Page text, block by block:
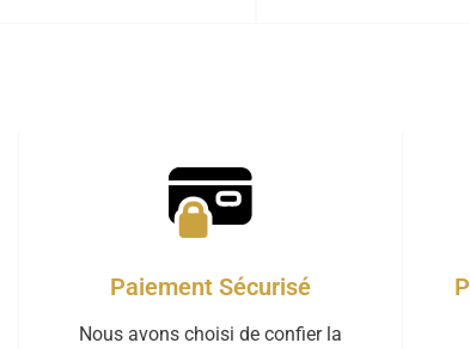
Paiement Sécurisé
Nous avons choisi de confier la